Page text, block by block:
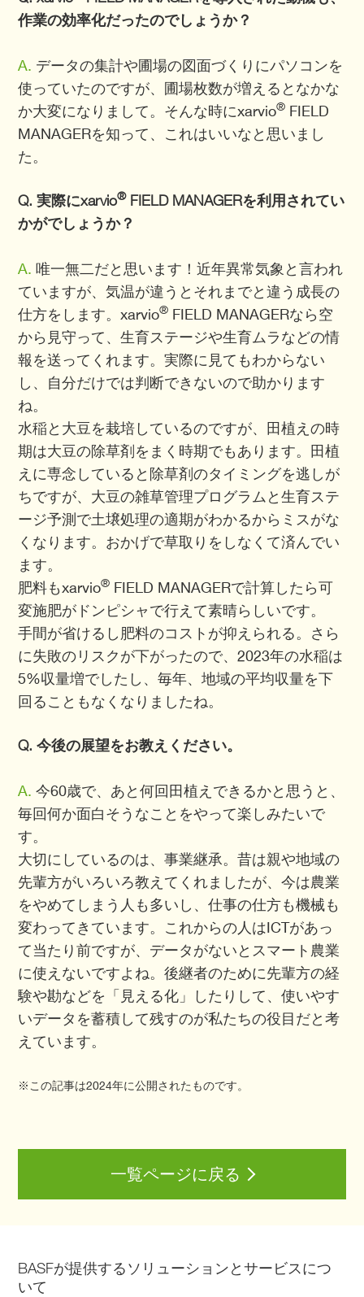
作業の効率化だったのでしょうか？
A. データの集計や圃場の図面づくりにパソコンを
使っていたのですが、圃場枚数が増えるとなかな
か大変になりまして。そんな時にxarvio® FIELD
MANAGERを知って、これはいいなと思いまし
た。
Q. 実際にxarvio®FIELD MANAGERを利用されてい
かがでしょうか？
A. 唯一無二だと思います！近年異常気象と言われ
ていますが、気温が違うとそれまでと違う成長の
仕方をします。xarvio® FIELD MANAGERなら空
から見守って、生育ステージや生育ムラなどの情
報を送ってくれます。実際に見てもわからない
し、自分だけでは判断できないので助かります
ね。
水稲と大豆を栽培しているのですが、田植えの時
期は大豆の除草剤をまく時期でもあります。田植
えに専念していると除草剤のタイミングを逃しが
ちですが、大豆の雑草管理プログラムと生育ステ
ージ予測で土壌処理の適期がわかるからミスがな
くなります。おかげで草取りをしなくて済んでい
ます。
肥料もxarvio® FIELD MANAGERで計算したら可
変施肥がドンピシャで行えて素晴らしいです。
手間が省けるし肥料のコストが抑えられる。さら
に失敗のリスクが下がったので、2023年の水稲は
5%収量増でしたし、毎年、地域の平均収量を下
回ることもなくなりましたね。
Q. 今後の展望をお教えください。
A. 今60歳で、あと何回田植えできるかと思うと、
毎回何か面白そうなことをやって楽しみたいで
す。
大切にしているのは、事業継承。昔は親や地域の
先輩方がいろいろ教えてくれましたが、今は農業
をやめてしまう人も多いし、仕事の仕方も機械も
変わってきています。これからの人はICTがあっ
て当たり前ですが、データがないとスマート農業
に使えないですよね。後継者のために先輩方の経
験や勘などを「見える化」したりして、使いやす
いデータを蓄積して残すのが私たちの役目だと考
えています。
※この記事は2024年に公開されたものです。
一覧ページに戻る
BASFが提供するソリューションとサービスにつ
いて